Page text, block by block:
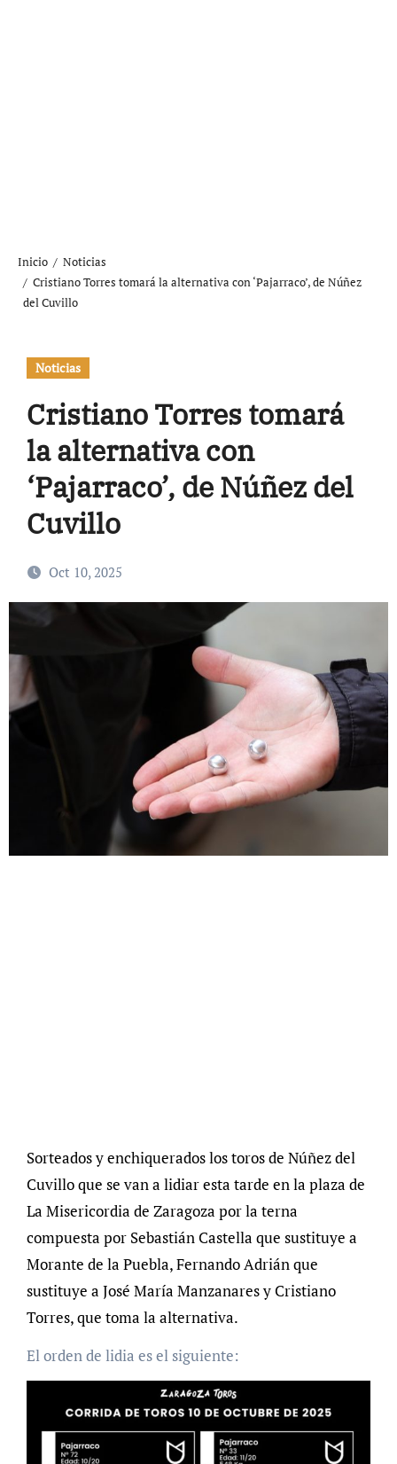
Inicio
Noticias
Cristiano Torres tomará la alternativa con ‘Pajarraco’, de Núñez
del Cuvillo
Noticias
Cristiano Torres tomará
la alternativa con
‘Pajarraco’, de Núñez del
Cuvillo
Oct 10, 2025
Sorteados y enchiquerados los toros de Núñez del
Cuvillo que se van a lidiar esta tarde en la plaza de
La Misericordia de Zaragoza por la terna
compuesta por Sebastián Castella que sustituye a
Morante de la Puebla, Fernando Adrián que
sustituye a José María Manzanares y Cristiano
Torres, que toma la alternativa.
El orden de lidia es el siguiente: